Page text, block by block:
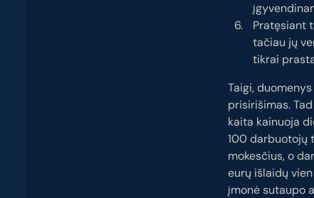
Pratęsiant
tačiau jų
tikrai
Taigi,
prisirišimas.
kaita kainuoja
100 darbuotojų
mokesčius, o
eurų išlaidų
įmonė sutaupo